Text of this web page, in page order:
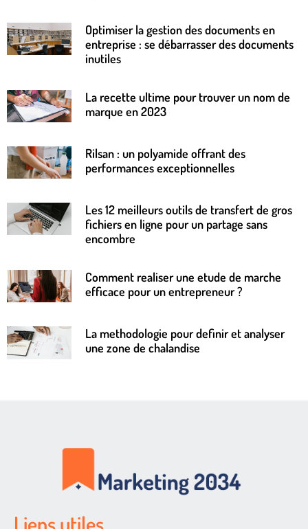
Optimiser la gestion des documents en
entreprise : se débarrasser des documents
inutiles
La recette ultime pour trouver un nom de
marque en 2023
Rilsan : un polyamide offrant des
performances exceptionnelles
Les 12 meilleurs outils de transfert de gros
fichiers en ligne pour un partage sans
encombre
Comment realiser une etude de marche
efficace pour un entrepreneur ?
La methodologie pour definir et analyser
une zone de chalandise
Liens utiles